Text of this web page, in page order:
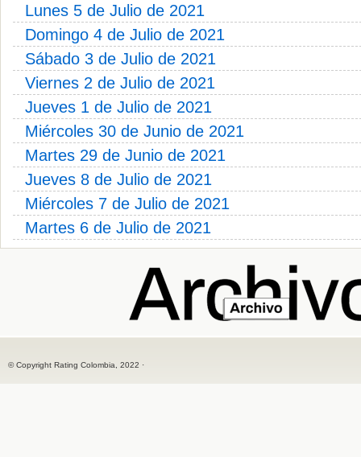
Lunes 5 de Julio de 2021
Domingo 4 de Julio de 2021
Sábado 3 de Julio de 2021
Viernes 2 de Julio de 2021
Jueves 1 de Julio de 2021
Miércoles 30 de Junio de 2021
Martes 29 de Junio de 2021
Jueves 8 de Julio de 2021
Miércoles 7 de Julio de 2021
Martes 6 de Julio de 2021
© Copyright Rating Colombia, 2022 ·